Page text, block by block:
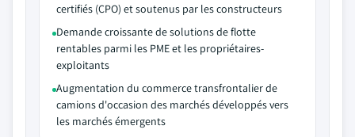
certifiés (CPO) et soutenus par les constructeurs
Demande croissante de solutions de flotte
rentables parmi les PME et les propriétaires-
exploitants
Augmentation du commerce transfrontalier de
camions d'occasion des marchés développés vers
les marchés émergents